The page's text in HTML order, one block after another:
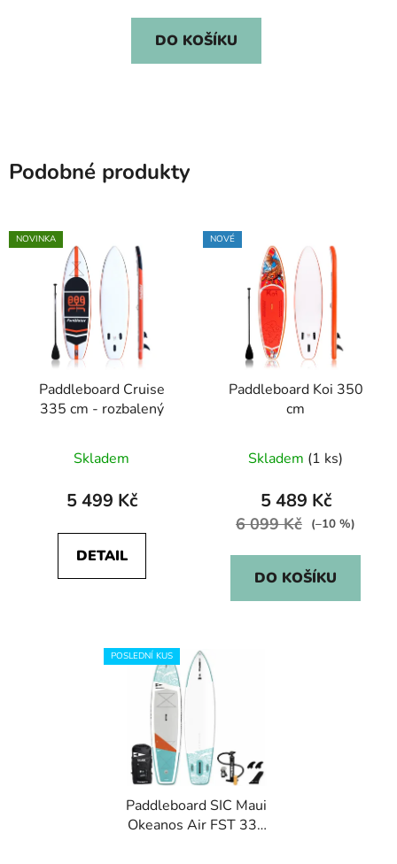
DO KOŠÍKU
Podobné produkty
NOVINKA
Paddleboard Cruise
335 cm - rozbalený
Skladem
5 499 Kč
DETAIL
NOVÉ
Paddleboard Koi 350
cm
Skladem (1 ks)
5 489 Kč
6 099 Kč (–10 %)
DO KOŠÍKU
POSLEDNÍ KUS
Paddleboard SIC Maui
Okeanos Air FST 335